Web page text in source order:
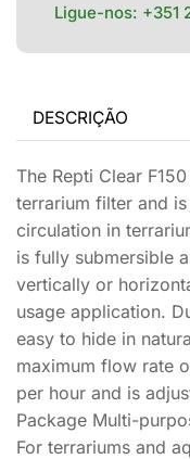
Ligue-nos: +351
DESCRIÇÃO
The Repti Clear
terrarium filter and
circulation in
is fully submersible
vertically or
usage application.
easy to hide in
maximum flow rate
per hour and is
Package Multi-
For terrariums and